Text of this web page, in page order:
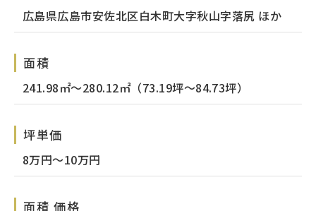
広島県広島市安佐北区白木町大字秋山字落尻 ほか
面積
241.98㎡～280.12㎡（73.19坪～84.73坪）
坪単価
8万円～10万円
面積 価格